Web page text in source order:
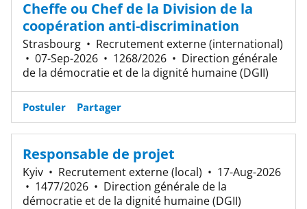
Cheffe ou Chef de la Division de la
coopération anti-discrimination
Strasbourg • Recrutement externe (international)
• 07-Sep-2026 • 1268/2026 • Direction générale
de la démocratie et de la dignité humaine (DGII)
Postuler Partager
Responsable de projet
Kyiv • Recrutement externe (local) • 17-Aug-2026
• 1477/2026 • Direction générale de la
démocratie et de la dignité humaine (DGII)